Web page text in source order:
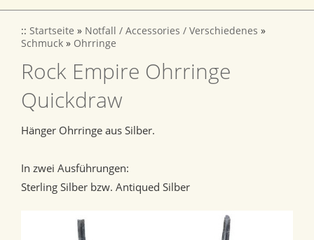
:: Startseite » Notfall / Accessories / Verschiedenes »
Schmuck » Ohrringe
Rock Empire Ohrringe
Quickdraw
Hänger Ohrringe aus Silber.
In zwei Ausführungen:
Sterling Silber bzw. Antiqued Silber